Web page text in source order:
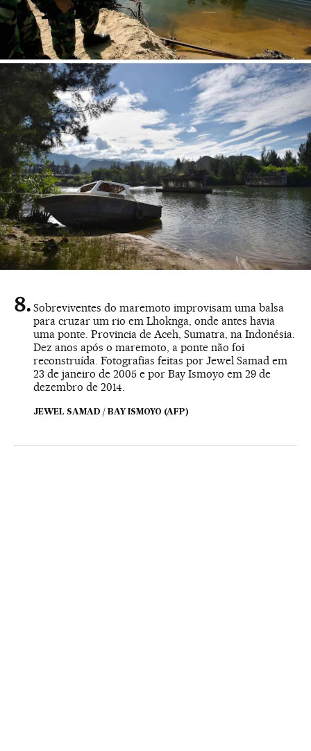
Sobreviventes do maremoto improvisam uma balsa
para cruzar um rio em Lhoknga, onde antes havia
uma ponte. Provincia de Aceh, Sumatra, na Indonésia.
Dez anos após o maremoto, a ponte não foi
reconstruída. Fotografias feitas por Jewel Samad em
23 de janeiro de 2005 e por Bay Ismoyo em 29 de
dezembro de 2014.
JEWEL SAMAD / BAY ISMOYO (AFP)